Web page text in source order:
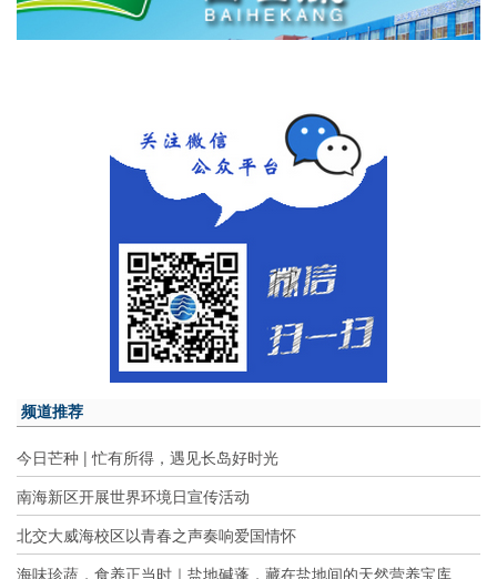
频道推荐
今日芒种 | 忙有所得，遇见长岛好时光
南海新区开展世界环境日宣传活动
北交大威海校区以青春之声奏响爱国情怀
海味珍蔬，食养正当时｜盐地碱蓬，藏在盐地间的天然营养宝库